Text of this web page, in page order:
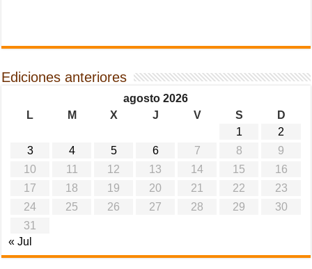
Ediciones anteriores
agosto 2026
L
M X J V S
D
1
2
3
4 5 6 7 8
9
10
11 12 13 14 15
16
17
18 19 20 21 22
23
24
25 26 27 28 29
30
31
« Jul